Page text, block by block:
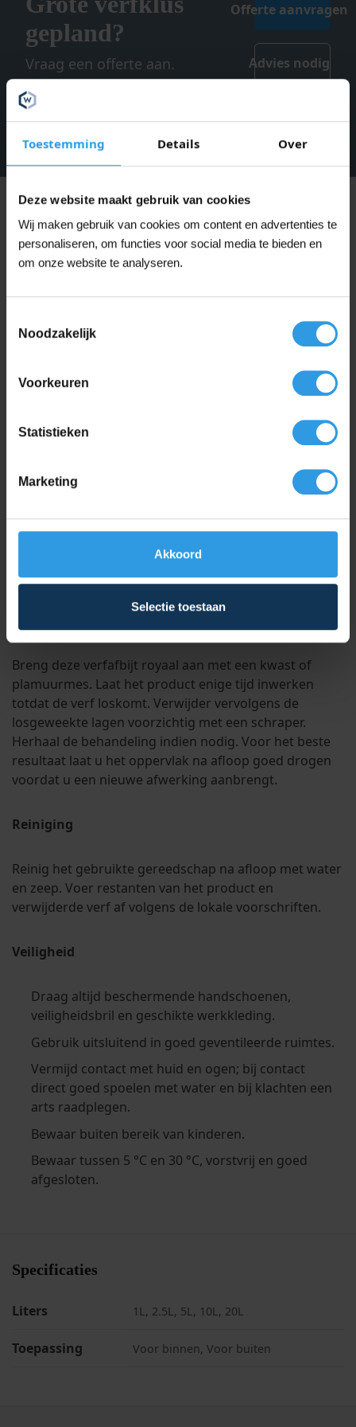
Toestemming Details Over
Deze website maakt gebruik van cookies
Wij maken gebruik van cookies om content en advertenties te
personaliseren, om functies voor social media te bieden en
om onze website te analyseren.
Noodzakelijk
Voorkeuren
Statistieken
Marketing
Akkoord
Selectie toestaan
gepland?
Vraag een offerte aan.
Offerte aanvragen
Advies nodig
Wixx PRO Verfafbijt
Wixx PRO Verfafbijt is een professioneel product dat
Dankzij de speciale gelstructuur hecht deze verfafbijt
uitstekend, ook op verticale oppervlakken, en dringt
Wixx PRO Verfafbijt gebruikt u geschikt voor het
verwijderen van meerdere lagen verf en lak van
diverse ondergronden zoals hout, metaal en
steenachtige materialen. Het product is niet geschikt
voor gebruik op kunststof of aluminium.
Breng deze verfafbijt royaal aan met een kwast of
plamuurmes. Laat het product enige tijd inwerken
totdat de verf loskomt. Verwijder vervolgens de
losgeweekte lagen voorzichtig met een schraper.
Herhaal de behandeling indien nodig. Voor het beste
resultaat laat u het oppervlak na afloop goed drogen
voordat u een nieuwe afwerking aanbrengt.
Reiniging
Reinig het gebruikte gereedschap na afloop met water
en zeep. Voer restanten van het product en
verwijderde verf af volgens de lokale voorschriften.
Veiligheid
Draag altijd beschermende handschoenen,
veiligheidsbril en geschikte werkkleding.
Gebruik uitsluitend in goed geventileerde ruimtes.
Vermijd contact met huid en ogen; bij contact
direct goed spoelen met water en bij klachten een
arts raadplegen.
Bewaar buiten bereik van kinderen.
Bewaar tussen 5 °C en 30 °C, vorstvrij en goed
afgesloten.
Specificaties
Liters 1L, 2.5L, 5L, 10L, 20L
Toepassing Voor binnen, Voor buiten